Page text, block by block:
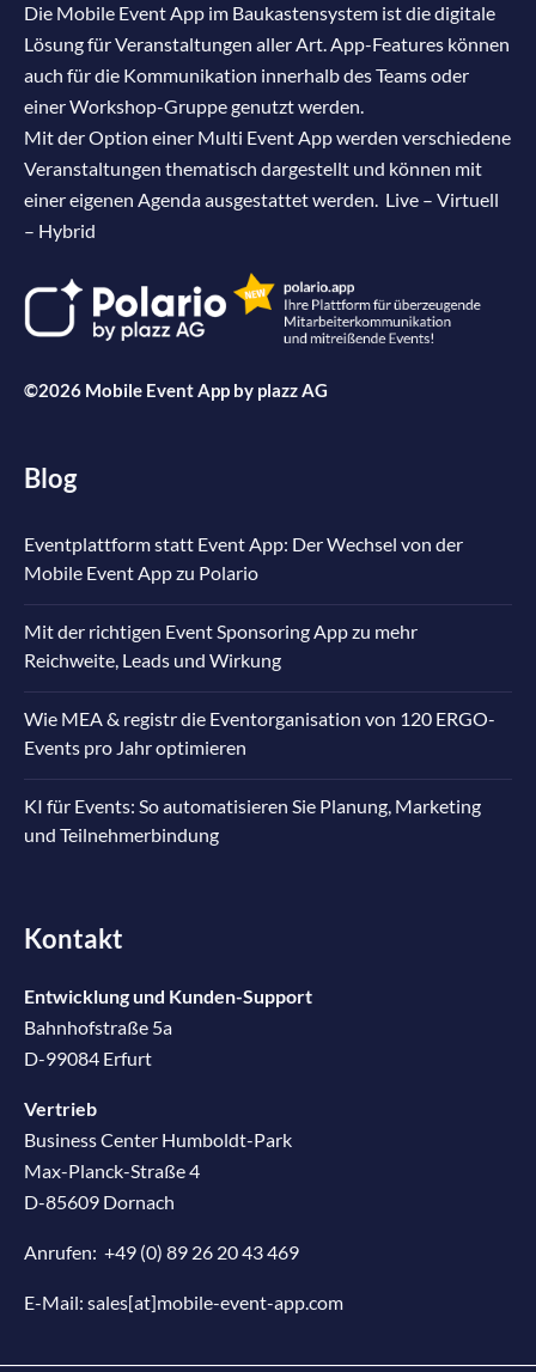
Die Mobile Event App im Baukastensystem ist die digitale
Lösung für Veranstaltungen aller Art. App-Features können
auch für die Kommunikation innerhalb des Teams oder
einer Workshop-Gruppe genutzt werden.
Mit der Option einer Multi Event App werden verschiedene
Veranstaltungen thematisch dargestellt und können mit
einer eigenen Agenda ausgestattet werden. Live – Virtuell
– Hybrid
©2026 Mobile Event App by plazz AG
Blog
Eventplattform statt Event App: Der Wechsel von der
Mobile Event App zu Polario
Mit der richtigen Event Sponsoring App zu mehr
Reichweite, Leads und Wirkung
Wie MEA & registr die Eventorganisation von 120 ERGO-
Events pro Jahr optimieren
KI für Events: So automatisieren Sie Planung, Marketing
und Teilnehmerbindung
Kontakt
Entwicklung und Kunden-Support
Bahnhofstraße 5a
D-99084 Erfurt
Vertrieb
Business Center Humboldt-Park
Max-Planck-Straße 4
D-85609 Dornach
Anrufen: +49 (0) 89 26 20 43 469
E-Mail: sales[at]mobile-event-app.com